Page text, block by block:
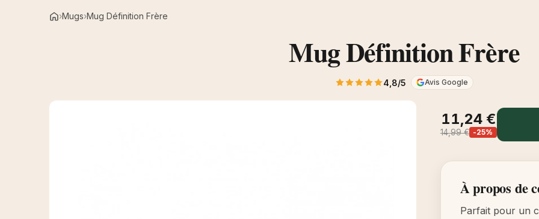
Accueil
Mugs Mug Définition Frère
Mug Définition Frère
4,8/5 Avis Google
11,24 €
14,99 € -25%
À propos de
Parfait pour un